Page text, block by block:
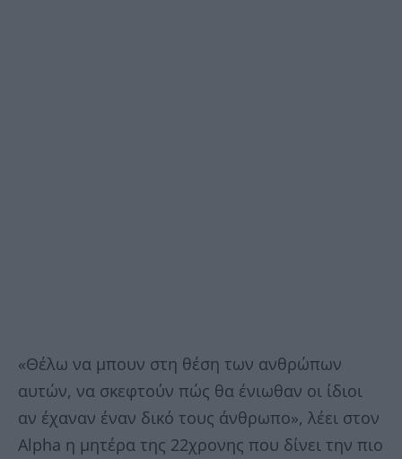
«Θέλω να μπουν στη θέση των ανθρώπων
αυτών, να σκεφτούν πώς θα ένιωθαν οι ίδιοι
αν έχαναν έναν δικό τους άνθρωπο», λέει στον
Alpha η μητέρα της 22χρονης που δίνει την πιο